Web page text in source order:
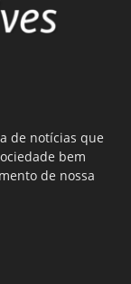
de notícias que
bem
de nossa